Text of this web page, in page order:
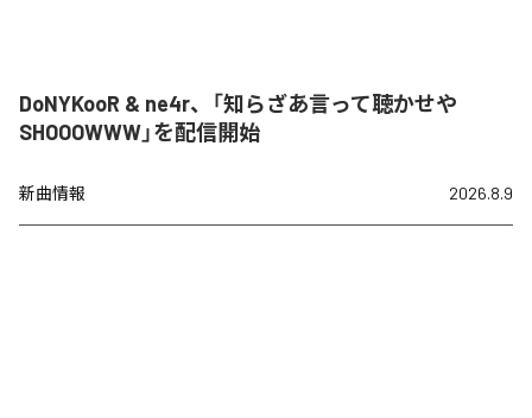
DoNYKooR & ne4r、「知らざあ言って聴かせや
SHOOOWWW」を配信開始
新曲情報 2026.8.9